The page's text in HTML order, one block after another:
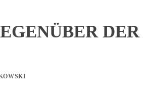
DER